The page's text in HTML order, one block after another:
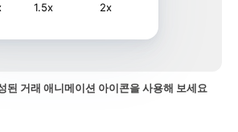
1.5x 2x
된 거래 애니메이션 아이콘을 사용해 보세요